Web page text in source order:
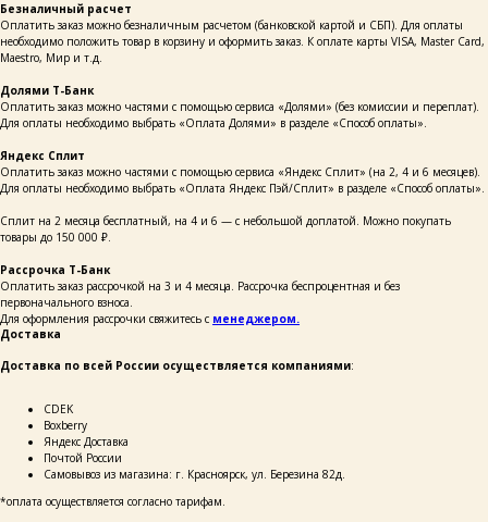
Безналичный расчет
Оплатить заказ можно безналичным расчетом (банковской картой и СБП). Для оплаты
необходимо положить товар в корзину и оформить заказ. К оплате карты VISA, Master Card,
Maestro, Мир и т.д.
Долями Т-Банк
Оплатить заказ можно частями с помощью сервиса «Долями» (без комиссии и переплат).
Для оплаты необходимо выбрать «Оплата Долями» в разделе «Способ оплаты».
Яндекс Сплит
Оплатить заказ можно частями с помощью сервиса «Яндекс Сплит» (на 2, 4 и 6 месяцев).
Для оплаты необходимо выбрать «Оплата Яндекс Пэй/Сплит» в разделе «Способ оплаты».
Сплит на 2 месяца бесплатный, на 4 и 6 — с небольшой доплатой. Можно покупать
товары до 150 000 ₽.
Рассрочка Т-Банк
Оплатить заказ рассрочкой на 3 и 4 месяца. Рассрочка беспроцентная и без
первоначального взноса.
Для оформления рассрочки свяжитесь с менеджером.
Доставка
Доставка по всей России осуществляется компаниями:
СDEK
Boxberry
Яндекс Доставка
Почтой России
Самовывоз из магазина: г. Красноярск, ул. Березина 82д.
*оплата осуществляется согласно тарифам.
ОСТАВЬТЕ СВОИ
С ВАМИ ДЛЯ КОНСУЛЬТАЦИИ:
каталог